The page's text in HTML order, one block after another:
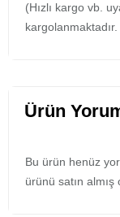
(Hızlı kargo vb.
kargolanmaktadır.
Ürün
Bu ürün henüz
ürünü satın almış